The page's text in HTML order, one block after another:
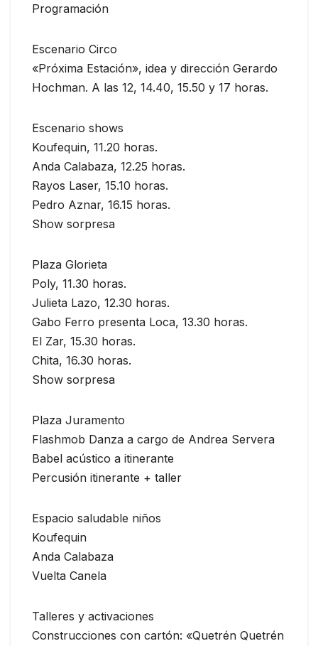
Programación
Escenario Circo
«Próxima Estación», idea y dirección Gerardo
Hochman. A las 12, 14.40, 15.50 y 17 horas.
Escenario shows
Koufequin, 11.20 horas.
Anda Calabaza, 12.25 horas.
Rayos Laser, 15.10 horas.
Pedro Aznar, 16.15 horas.
Show sorpresa
Plaza Glorieta
Poly, 11.30 horas.
Julieta Lazo, 12.30 horas.
Gabo Ferro presenta Loca, 13.30 horas.
El Zar, 15.30 horas.
Chita, 16.30 horas.
Show sorpresa
Plaza Juramento
Flashmob Danza a cargo de Andrea Servera
Babel acústico a itinerante
Percusión itinerante + taller
Espacio saludable niños
Koufequin
Anda Calabaza
Vuelta Canela
Talleres y activaciones
Construcciones con cartón: «Quetrén Quetrén